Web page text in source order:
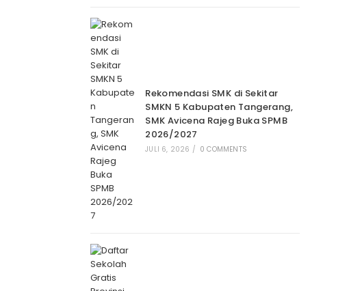
Rekomendasi SMK di Sekitar
SMKN 5 Kabupaten Tangerang,
SMK Avicena Rajeg Buka SPMB
2026/2027
JULI 6, 2026 / 0 COMMENTS